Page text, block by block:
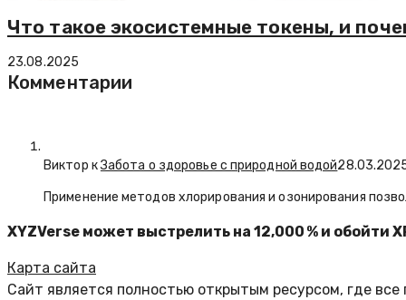
Что такое экосистемные токены, и
23.08.2025
Комментарии
Виктор кЗабота о здоровье с природной водой
Применение методов хлорирования и озонирования
XYZVerse может выстрелить на 12,000 % и обойти
Карта сайта
Сайт является полностью открытым ресурсом, где